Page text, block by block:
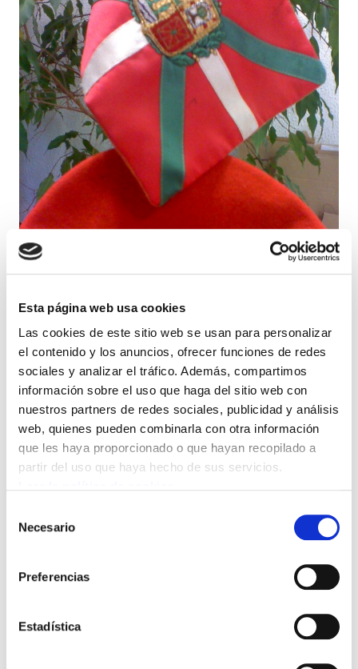
Esta página web usa cookies
Las cookies de este sitio web se usan para personalizar
el contenido y los anuncios, ofrecer funciones de redes
sociales y analizar el tráfico. Además, compartimos
información sobre el uso que haga del sitio web con
nuestros partners de redes sociales, publicidad y análisis
web, quienes pueden combinarla con otra información
que les haya proporcionado o que hayan recopilado a
partir del uso que haya hecho de sus servicios.
Necesario
Preferencias
Estadística
Ante las declaraciones realizadas por el
líder del PP, Pablo Casado, en la que
Policía Nacional y la Guardia Civil respecto
a la Ertzaintza y la Policía Foral, ELA cree
que son absolutamente consecuentes con la
praxis re-centralizadora llevada a cabo en
Gobiernos del Estado Español.